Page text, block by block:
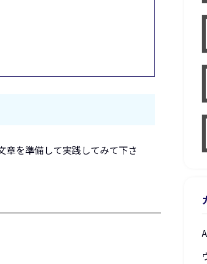
章を準備して実践してみて下さ